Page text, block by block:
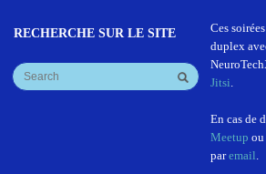
RECHERCHE SUR LE SITE
Ces
duplex
Jitsi.
En cas de
Meetup ou
paremail.